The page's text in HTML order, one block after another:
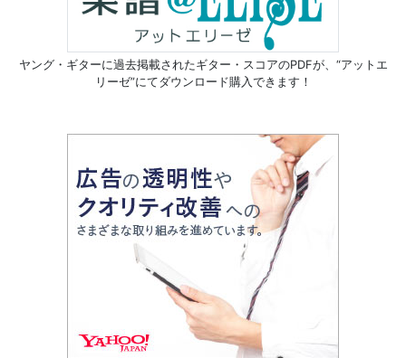
ヤング・ギターに過去掲載されたギター・スコアのPDFが、 “アットエ
リーゼ”にてダウンロード購入できます！